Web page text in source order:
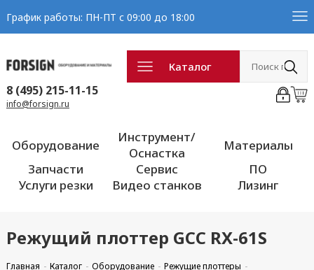
График работы: ПН-ПТ с 09:00 до 18:00
Каталог
8 (495) 215-11-15
info@forsign.ru
Оборудование
Инструмент/
Оснастка
Материалы
Запчасти
Сервис
ПО
Услуги резки
Видео станков Лизинг
Режущий плоттер GCC RX-61S
Главная Каталог Оборудование
Режущие плоттеры